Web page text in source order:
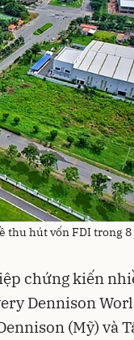
thu hút vốn FDI trong
chứng kiến
Dennison
(Mỹ) và